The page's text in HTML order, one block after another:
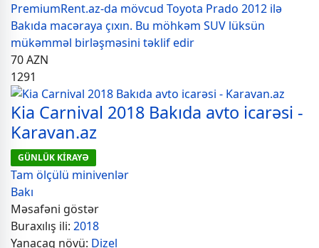
PremiumRent.az-da mövcud Toyota Prado 2012 ilə
Bakıda macəraya çıxın. Bu möhkəm SUV lüksün
mükəmməl birləşməsini təklif edir
70AZN
1291
Kia Carnival 2018 Bakıda avto icarəsi -
Karavan.az
GÜNLÜK KİRAYƏ
Tam ölçülü minivenlər
Bakı
Məsafəni göstər
Buraxılış ili: 2018
Yanacaq növü: Dizel